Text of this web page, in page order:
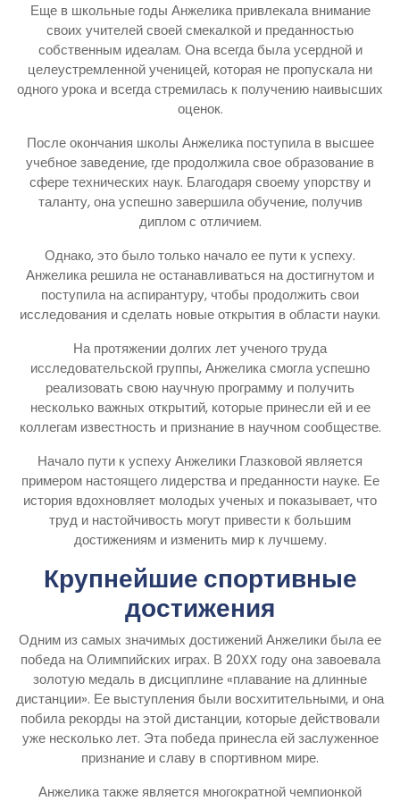
Еще в школьные годы Анжелика привлекала внимание
своих учителей своей смекалкой и преданностью
собственным идеалам. Она всегда была усердной и
целеустремленной ученицей, которая не пропускала ни
одного урока и всегда стремилась к получению наивысших
оценок.
После окончания школы Анжелика поступила в высшее
учебное заведение, где продолжила свое образование в
сфере технических наук. Благодаря своему упорству и
таланту, она успешно завершила обучение, получив
диплом с отличием.
Однако, это было только начало ее пути к успеху.
Анжелика решила не останавливаться на достигнутом и
поступила на аспирантуру, чтобы продолжить свои
исследования и сделать новые открытия в области науки.
На протяжении долгих лет ученого труда
исследовательской группы, Анжелика смогла успешно
реализовать свою научную программу и получить
несколько важных открытий, которые принесли ей и ее
коллегам известность и признание в научном сообществе.
Начало пути к успеху Анжелики Глазковой является
примером настоящего лидерства и преданности науке. Ее
история вдохновляет молодых ученых и показывает, что
труд и настойчивость могут привести к большим
достижениям и изменить мир к лучшему.
Крупнейшие спортивные
достижения
Одним из самых значимых достижений Анжелики была ее
победа на Олимпийских играх. В 20XX году она завоевала
золотую медаль в дисциплине «плавание на длинные
дистанции». Ее выступления были восхитительными, и она
побила рекорды на этой дистанции, которые действовали
уже несколько лет. Эта победа принесла ей заслуженное
признание и славу в спортивном мире.
Анжелика также является многократной чемпионкой